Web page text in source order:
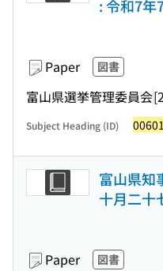
: 令和7年
Paper 図書
富山県選挙管理委員会
Subject Heading (ID)
富山県知
十月二十
Paper 図書